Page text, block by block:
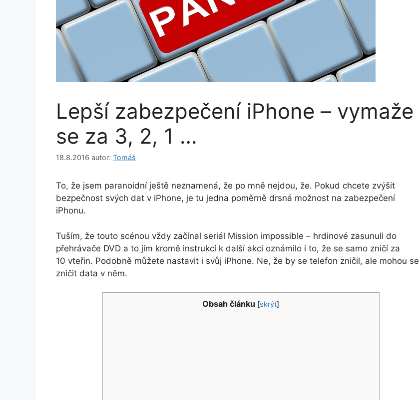
Lepší zabezpečení iPhone – vymaže
se za 3, 2, 1 …
18.8.2016 autor: Tomáš
To, že jsem paranoidní ještě neznamená, že po mně nejdou, že. Pokud chcete zvýšit
bezpečnost svých dat v iPhone, je tu jedna poměrně drsná možnost na zabezpečení
iPhonu.
Tuším, že touto scénou vždy začínal seriál Mission impossible – hrdinové zasunuli do
přehrávače DVD a to jim kromě instrukcí k další akci oznámilo i to, že se samo zničí za
10 vteřin. Podobně můžete nastavit i svůj iPhone. Ne, že by se telefon zničil, ale mohou se
zničit data v něm.
Obsah článku [skrýt]